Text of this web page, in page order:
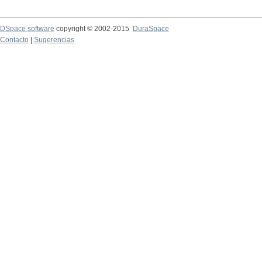
DSpace software copyright © 2002-2015
DuraSpace
Contacto
Sugerencias